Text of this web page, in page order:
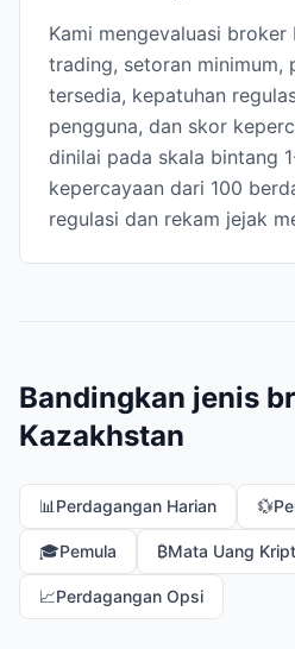
Kami mengevaluasi
trading, setoran minimum,
tersedia, kepatuhan
pengguna, dan skor
dinilai pada skala bintang
kepercayaan dari 100
regulasi dan rekam jejak
Bandingkan jenis
Kazakhstan
📊 Perdagangan Harian 💱
🎓Pemula ₿Mata Uang
📈Perdagangan Opsi